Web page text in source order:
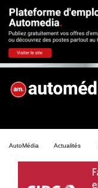
AutoMédia Actualités